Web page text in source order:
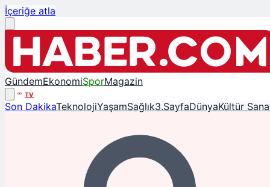
İçeriğe atla
GündemEkonomiSporMagazin
TV
Son DakikaTeknolojiYaşamSağlık3.SayfaDünyaKültür